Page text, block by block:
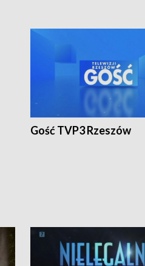
Gość TVP3 Rzeszów